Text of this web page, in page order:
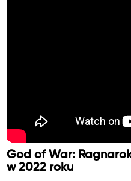
God of War:
w 2022 roku